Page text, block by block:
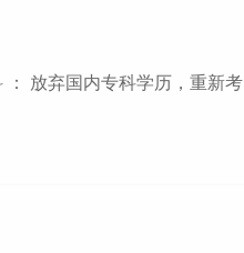
放弃国内专科学历，重新考